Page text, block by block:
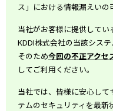
ス」における情報漏えいの
当社がお客様に提供してい
KDDI株式会社の当該シス
そのため今回の不正アクセ
してご利用ください。
当社では、皆様に安心し
テムのセキュリティを最